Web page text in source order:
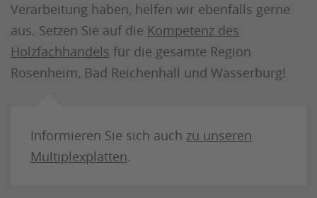
Verarbeitung haben, helfen wir ebenfalls gerne
aus. Setzen Sie auf die Kompetenz des
Holzfachhandels für die gesamte Region
Rosenheim, Bad Reichenhall und Wasserburg!
Informieren Sie sich auch zu unseren
Multiplexplatten.